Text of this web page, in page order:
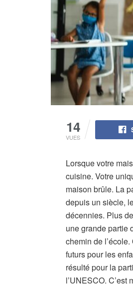
14
VUES
Lorsque votre
cuisine. Votre
maison brûle. La
depuis un siècle,
décennies. Plus
une grande partie
chemin de
futurs pour les
résulté pour la
l’UNESCO.